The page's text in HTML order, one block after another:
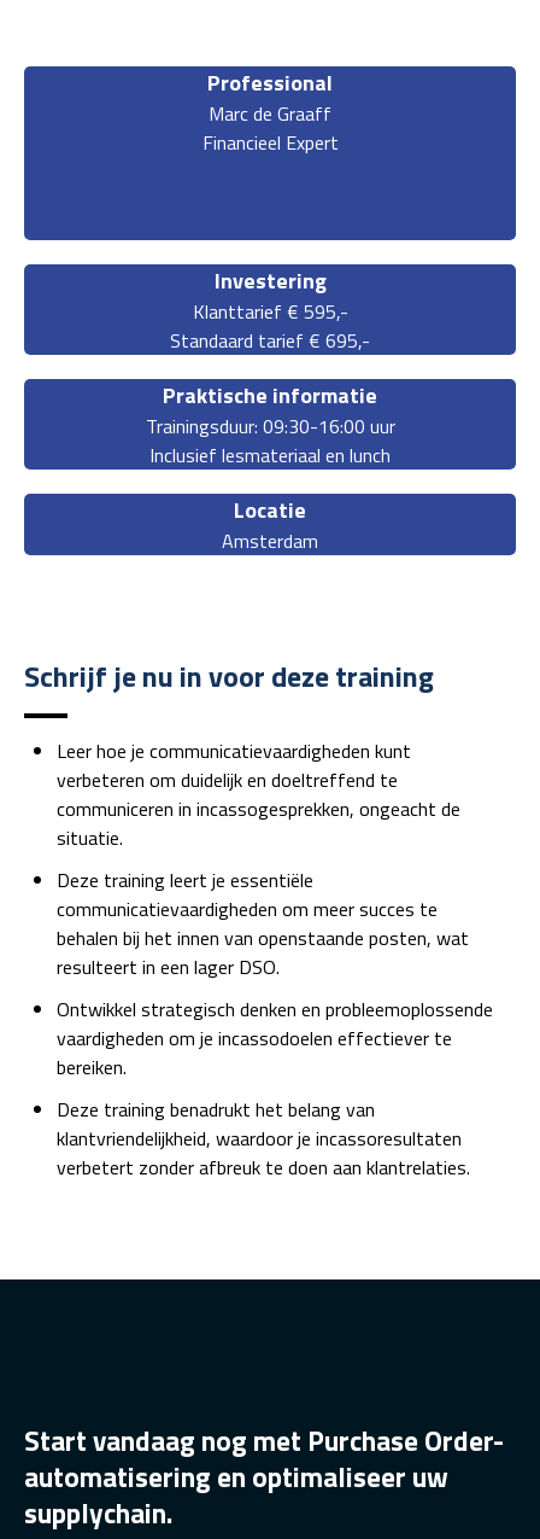
Professional
Marc de Graaff
Financieel Expert
Investering
Klanttarief € 595,-
Standaard tarief € 695,-
Praktische informatie
Trainingsduur: 09:30-16:00 uur
Inclusief lesmateriaal en lunch
Locatie
Amsterdam
Schrijf je nu in voor deze training
Leer hoe je communicatievaardigheden kunt
verbeteren om duidelijk en doeltreffend te
communiceren in incassogesprekken, ongeacht de
situatie.
Deze training leert je essentiële
communicatievaardigheden om meer succes te
behalen bij het innen van openstaande posten, wat
resulteert in een lager DSO.
Ontwikkel strategisch denken en probleemoplossende
vaardigheden om je incassodoelen effectiever te
bereiken.
Deze training benadrukt het belang van
klantvriendelijkheid, waardoor je incassoresultaten
verbetert zonder afbreuk te doen aan klantrelaties.
Start vandaag nog met Purchase Order-
automatisering en optimaliseer uw
supplychain.